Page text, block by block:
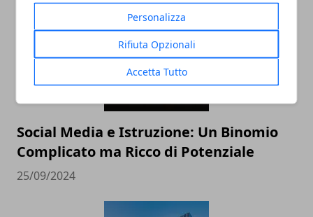
Personalizza
Rifiuta Opzionali
Accetta Tutto
Social Media e Istruzione: Un Binomio
Complicato ma Ricco di Potenziale
25/09/2024